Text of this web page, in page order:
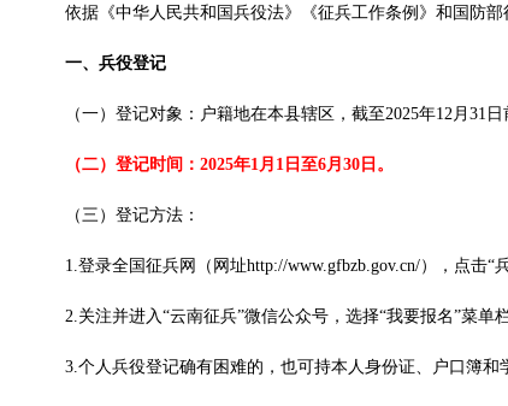
依据《中华人民共和国兵役法》《征兵工作条例》和国防
一、兵役登记
（一）登记对象：户籍地在本县辖区，截至2025年12月31
（二）登记时间：2025年1月1日至6月30日。
（三）登记方法：
1.登录全国征兵网（网址http://www.gfbzb.gov.cn/），点击
2.关注并进入“云南征兵”微信公众号，选择“我要报名”菜单
3.个人兵役登记确有困难的，也可持本人身份证、户口簿